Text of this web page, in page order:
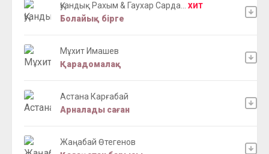
Қуандық Рахым & Гаухар Сарда... ХИТ
Болайық бірге
Мұхит Имашев
Қарадомалақ
Астана Карғабай
Арналады саған
Жаңабай Өтегенов